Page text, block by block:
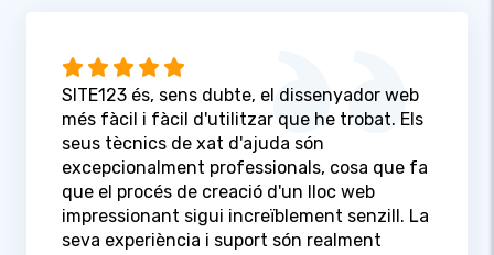
SITE123 és, sens dubte, el dissenyador web
més fàcil i fàcil d'utilitzar que he trobat. Els
seus tècnics de xat d'ajuda són
excepcionalment professionals, cosa que fa
que el procés de creació d'un lloc web
impressionant sigui increïblement senzill. La
seva experiència i suport són realment